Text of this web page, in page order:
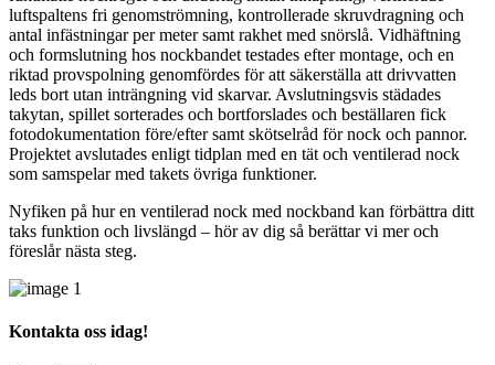
luftspaltens fri genomströmning, kontrollerade skruvdragning och
antal infästningar per meter samt rakhet med snörslå. Vidhäftning
och formslutning hos nockbandet testades efter montage, och en
riktad provspolning genomfördes för att säkerställa att drivvatten
leds bort utan inträngning vid skarvar. Avslutningsvis städades
takytan, spillet sorterades och bortforslades och beställaren fick
fotodokumentation före/efter samt skötselråd för nock och pannor.
Projektet avslutades enligt tidplan med en tät och ventilerad nock
som samspelar med takets övriga funktioner.
Nyfiken på hur en ventilerad nock med nockband kan förbättra ditt
taks funktion och livslängd – hör av dig så berättar vi mer och
föreslår nästa steg.
Kontakta oss idag!